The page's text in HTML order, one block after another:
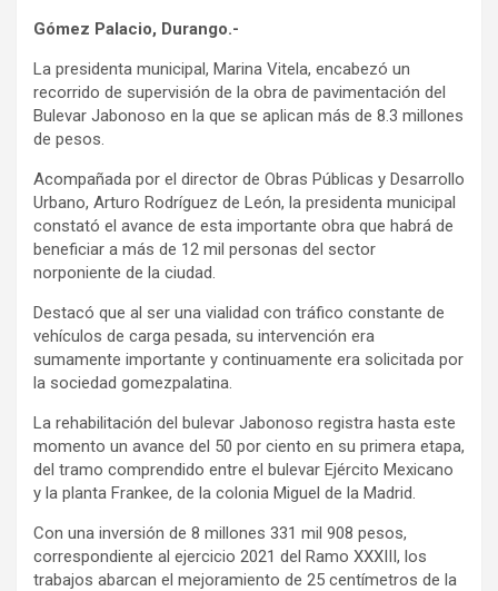
Gómez Palacio, Durango.-
La presidenta municipal, Marina Vitela, encabezó un
recorrido de supervisión de la obra de pavimentación del
Bulevar Jabonoso en la que se aplican más de 8.3 millones
de pesos.
Acompañada por el director de Obras Públicas y Desarrollo
Urbano, Arturo Rodríguez de León, la presidenta municipal
constató el avance de esta importante obra que habrá de
beneficiar a más de 12 mil personas del sector
norponiente de la ciudad.
Destacó que al ser una vialidad con tráfico constante de
vehículos de carga pesada, su intervención era
sumamente importante y continuamente era solicitada por
la sociedad gomezpalatina.
La rehabilitación del bulevar Jabonoso registra hasta este
momento un avance del 50 por ciento en su primera etapa,
del tramo comprendido entre el bulevar Ejército Mexicano
y la planta Frankee, de la colonia Miguel de la Madrid.
Con una inversión de 8 millones 331 mil 908 pesos,
correspondiente al ejercicio 2021 del Ramo XXXIII, los
trabajos abarcan el mejoramiento de 25 centímetros de la